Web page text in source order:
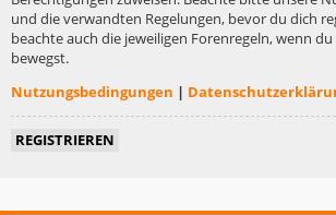
und die verwandten Regelungen, bevor du dich
beachte auch die jeweiligen Forenregeln, wenn
bewegst.
Nutzungsbedingungen |
REGISTRIEREN